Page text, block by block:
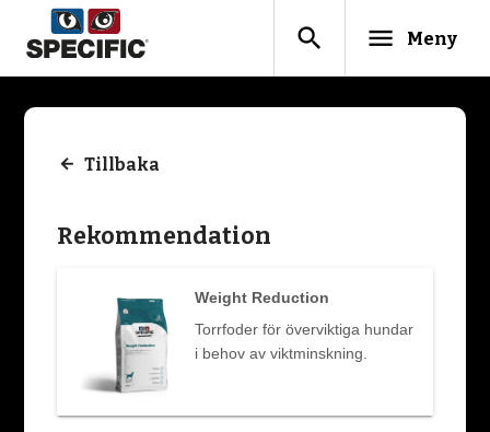
search menu Meny
Tillbaka
Rekommendation
Weight Reduction
Torrfoder för överviktiga hundar
i behov av viktminskning.